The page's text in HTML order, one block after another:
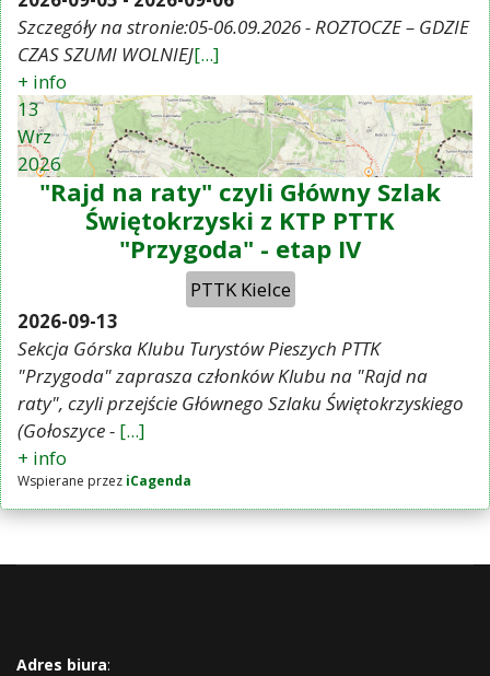
Szczegóły na stronie:05-06.09.2026 - ROZTOCZE – GDZIE
CZAS SZUMI WOLNIEJ[...]
+ info
13
Wrz
2026
"Rajd na raty" czyli Główny Szlak
Świętokrzyski z KTP PTTK
"Przygoda" - etap IV
PTTK Kielce
2026-09-13
Sekcja Górska Klubu Turystów Pieszych PTTK
"Przygoda" zaprasza członków Klubu na "Rajd na
raty", czyli przejście Głównego Szlaku Świętokrzyskiego
(Gołoszyce - [...]
+ info
Wspierane przez iCagenda
Adres biura: